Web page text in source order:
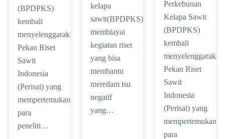
(BPDPKS)
kembali
menyelenggarakan
Pekan Riset
Sawit
Indonesia
(Perisai) yang
mempertemukan
para
peneliti…
kelapa
sawit(BPDPKS)
membiayai
kegiatan riset
yang bisa
membantu
meredam isu
negatif
yang…
Perkebunan
Kelapa Sawit
(BPDPKS)
kembali
menyelenggarakan
Pekan Riset
Sawit
Indonesia
(Perisai) yang
mempertemukan
para